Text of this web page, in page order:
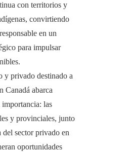
con territorios y
convirtiendo
en un
para impulsar
y privado destinado a
Canadá abarca
las
y provinciales, junto
del sector privado en
oportunidades